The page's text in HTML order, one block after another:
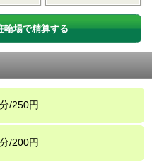
輪場で精算する
/250円
/200円